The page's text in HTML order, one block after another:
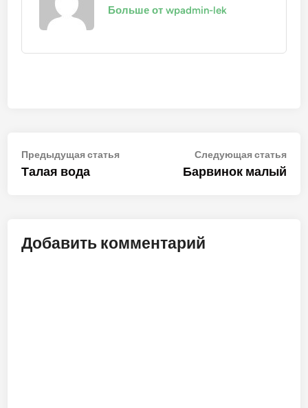
Больше от wpadmin-lek
Навигация
по
Предыдущая статьяПредыдущая
Талая вода
Следующая статья
Барвинок малый
Добавить комментарий